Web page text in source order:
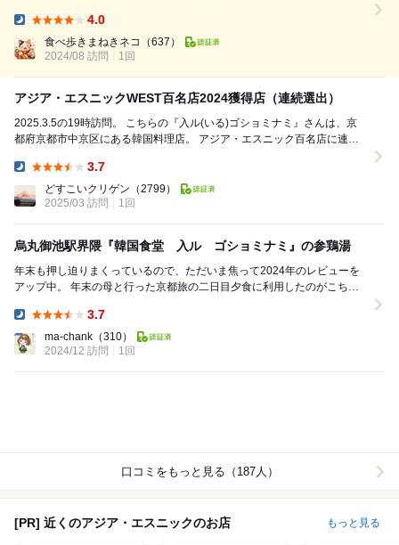
時ごろ、店内は落ち着いたご様子。 カウンター席は僕だけで気兼ねなく
過ごせました。 コー...
4.0
食べ歩きまねきネコ
（637）
2024/08 訪問
1回
アジア・エスニックWEST百名店2024獲得店（連続選出）
2025.3.5の19時訪問。 こちらの『入ル(いる)ゴショミナミ』さんは、京
都府京都市中京区にある韓国料理店。 アジア・エスニック百名店に連続
3.7
どすこいクリゲン （2799）
2025/03 訪問
1回
烏丸御池駅界隈『韓国食堂 入ル ゴショミナミ』の参鶏湯
年末も押し迫りまくっているので、ただいま焦って2024年のレビューを
アップ中。 年末の母と行った京都旅の二日目夕食に利用したのがこちら
3.7
ma-chank （310）
2024/12 訪問
1回
口コミをもっと見る（187人）
[PR] 近くのアジア・エスニックのお店 もっと見る